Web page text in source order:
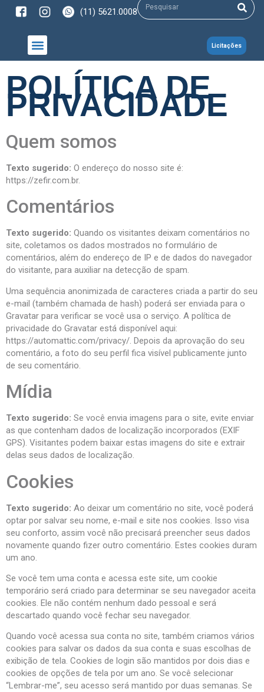
(11) 5621.0008
Licitações
POLÍTICA DE
PRIVACIDADE
Quem somos
Texto sugerido: O endereço do nosso site é:
https://zefir.com.br.
Comentários
Texto sugerido: Quando os visitantes deixam comentários no
site, coletamos os dados mostrados no formulário de
comentários, além do endereço de IP e de dados do navegador
do visitante, para auxiliar na detecção de spam.
Uma sequência anonimizada de caracteres criada a partir do seu
e-mail (também chamada de hash) poderá ser enviada para o
Gravatar para verificar se você usa o serviço. A política de
privacidade do Gravatar está disponível aqui:
https://automattic.com/privacy/. Depois da aprovação do seu
comentário, a foto do seu perfil fica visível publicamente junto
de seu comentário.
Mídia
Texto sugerido: Se você envia imagens para o site, evite enviar
as que contenham dados de localização incorporados (EXIF
GPS). Visitantes podem baixar estas imagens do site e extrair
delas seus dados de localização.
Cookies
Texto sugerido: Ao deixar um comentário no site, você poderá
optar por salvar seu nome, e-mail e site nos cookies. Isso visa
seu conforto, assim você não precisará preencher seus dados
novamente quando fizer outro comentário. Estes cookies duram
um ano.
Se você tem uma conta e acessa este site, um cookie
temporário será criado para determinar se seu navegador aceita
cookies. Ele não contém nenhum dado pessoal e será
descartado quando você fechar seu navegador.
Quando você acessa sua conta no site, também criamos vários
cookies para salvar os dados da sua conta e suas escolhas de
exibição de tela. Cookies de login são mantidos por dois dias e
cookies de opções de tela por um ano. Se você selecionar
“Lembrar-me”, seu acesso será mantido por duas semanas. Se